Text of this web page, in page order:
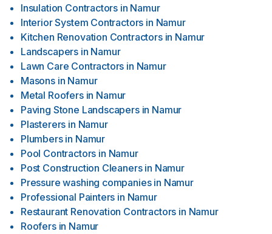
Insulation Contractors in Namur
Interior System Contractors in Namur
Kitchen Renovation Contractors in Namur
Landscapers in Namur
Lawn Care Contractors in Namur
Masons in Namur
Metal Roofers in Namur
Paving Stone Landscapers in Namur
Plasterers in Namur
Plumbers in Namur
Pool Contractors in Namur
Post Construction Cleaners in Namur
Pressure washing companies in Namur
Professional Painters in Namur
Restaurant Renovation Contractors in Namur
Roofers in Namur